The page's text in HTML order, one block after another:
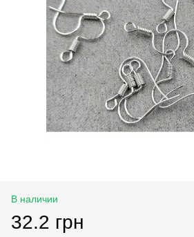
В наличии
32.2 грн